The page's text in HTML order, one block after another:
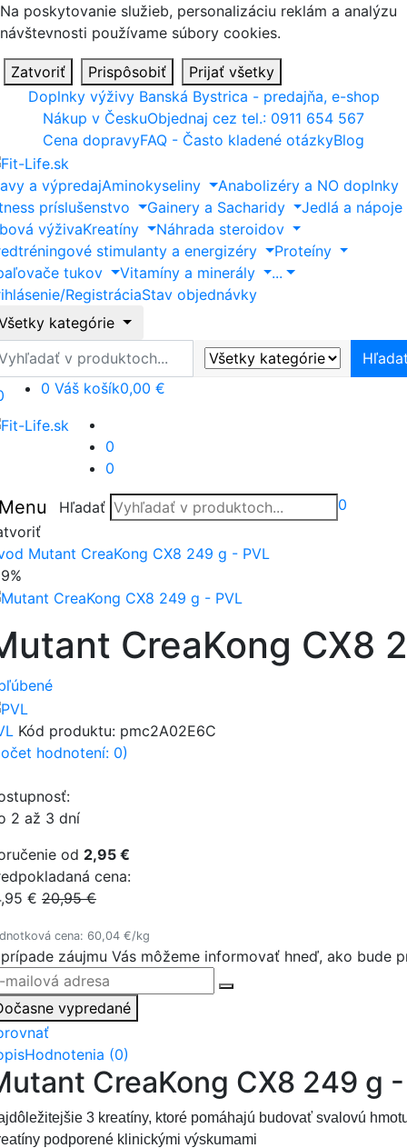
Na poskytovanie služieb, personalizáciu reklám a analýzu
návštevnosti používame súbory cookies.
Zatvoriť Prispôsobiť
Prijať všetky
Doplnky výživy Banská Bystrica - predajňa, e-shop
Nákup v ČeskuObjednaj cez tel.: 0911 654 567
Cena dopravyFAQ - Často kladené otázkyBlog
a výpredajAminokyseliny
Anabolizéry a NO doplnky
príslušenstvo
Gainery a Sacharidy
Jedlá a nápoje
výživaKreatíny
Náhrada steroidov
stimulanty a energizéry
Proteíny
tukov
Vitamíny a minerály
...
RegistráciaStav objednávky
kategórie
0 Váš košík0,00 €
0
0
Hľadať 0
Mutant CreaKong CX8 249 g - PVL
CreaKong CX8
Kód produktu: pmc2A02E6C
hodnotení: 0)
2 až 3 dní
od 2,95 €
cena:
€ 20,95 €
cena: 60,04 €/kg
záujmu Vás môžeme informovať hneď, ako bude
vypredané
Hodnotenia (0)
CreaKong CX8 249 g
3 kreatíny, ktoré pomáhajú budovať svalovú
podporené klinickými výskumami